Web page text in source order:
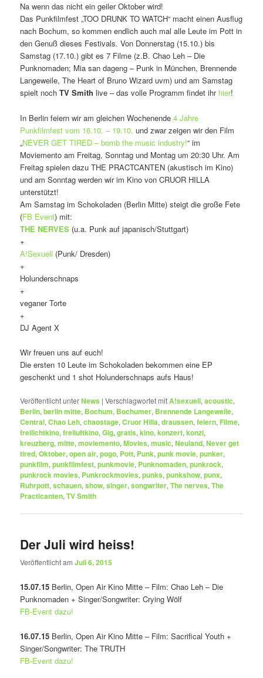
Na wenn das nicht ein geiler Oktober wird!
Das Punkfilmfest „TOO DRUNK TO WATCH“ macht einen Ausflug
nach Bochum, so kommen endlich auch mal alle Leute im Pott in
den Genuß dieses Festivals. Von Donnerstag (15.10.) bis
Samstag (17.10.) gibt es 7 Filme (z.B. Chao Leh – Die
Punknomaden; Mia san dageng – Punk in München, Brennende
Langeweile, The Heart of Bruno Wizard uvm) und am Samstag
spielt nochTV Smith live – das volle Programm findet ihr hier!
In Berlin feiern wir am gleichen Wochenende4 Jahre
Punkfilmfest vom 16.10. – 19.10. und zwar zeigen wir den Film
„NEVER GET TIRED – bomb the music industry!“ im
Moviemento am Freitag, Sonntag und Montag um 20:30 Uhr. Am
Freitag spielen dazu THE PRACTCANTEN (akustisch im Kino)
und am Sonntag werden wir im Kino von CRUOR HILLA
unterstützt!
Am Samstag im Schokoladen (Berlin Mitte) steigt die große Fete
(FB Event) mit:
THE NERVES (u.a. Punk auf japanisch/Stuttgart)
+
A!Sexuell (Punk/ Dresden)
+
Holunderschnaps
+
veganer Torte
+
DJ Agent X
Wir freuen uns auf euch!
Die ersten 10 Leute im Schokoladen bekommen eine EP
geschenkt und 1 shot Holunderschnaps aufs Haus!
Veröffentlicht unterNews |Verschlagwortet mitA!sexuell,acoustic,
Berlin,berlin mitte, Bochum, Bochumer, Brennende Langeweile,
Central,Chao Leh,chaostage,Cruor Hilla,draussen,feiern, Filme,
freilichtkino,freiluftkino,Gig,gratis,kino,konzert,konzi,
kreuzberg,mitte,moviemento,Movies,music,Neuland,Never get
tired,Oktober,open air,pogo, Pott, Punk,punk movie,punker,
punkfilm,punkfilmfest,punkmovie, Punknomaden,punkrock,
punkrock movies, Punkrockmovies,punks,punkshow,punx,
Ruhrpott,schauen,show,singer,songwriter,The nerves,The
Practicanten,TV Smith
Der Juli wird heiss!
Veröffentlicht amJuli 6, 2015
15.07.15 Berlin, Open Air Kino Mitte – Film: Chao Leh – Die
Punknomaden + Singer/Songwriter: Crying Wölf
FB-Event dazu!
16.07.15 Berlin, Open Air Kino Mitte – Film: Sacrifical Youth +
Singer/Songwriter: The TRUTH
FB-Event dazu!